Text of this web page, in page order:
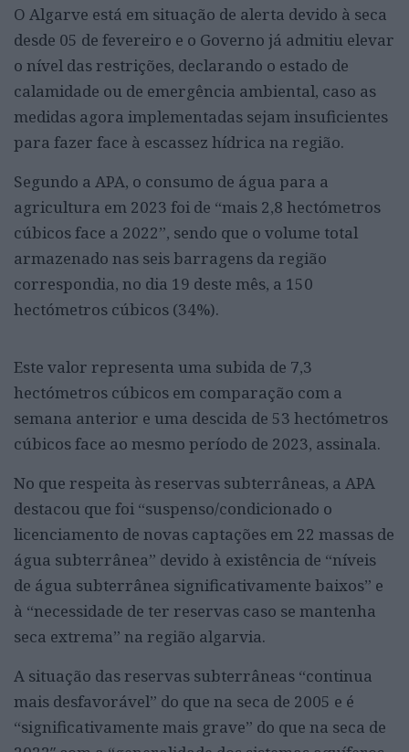
O Algarve está em situação de alerta devido à seca
desde 05 de fevereiro e o Governo já admitiu elevar
o nível das restrições, declarando o estado de
calamidade ou de emergência ambiental, caso as
medidas agora implementadas sejam insuficientes
para fazer face à escassez hídrica na região.
Segundo a APA, o consumo de água para a
agricultura em 2023 foi de “mais 2,8 hectómetros
cúbicos face a 2022”, sendo que o volume total
armazenado nas seis barragens da região
correspondia, no dia 19 deste mês, a 150
hectómetros cúbicos (34%).
Este valor representa uma subida de 7,3
hectómetros cúbicos em comparação com a
semana anterior e uma descida de 53 hectómetros
cúbicos face ao mesmo período de 2023, assinala.
No que respeita às reservas subterrâneas, a APA
destacou que foi “suspenso/condicionado o
licenciamento de novas captações em 22 massas de
água subterrânea” devido à existência de “níveis
de água subterrânea significativamente baixos” e
à “necessidade de ter reservas caso se mantenha
seca extrema” na região algarvia.
A situação das reservas subterrâneas “continua
mais desfavorável” do que na seca de 2005 e é
“significativamente mais grave” do que na seca de